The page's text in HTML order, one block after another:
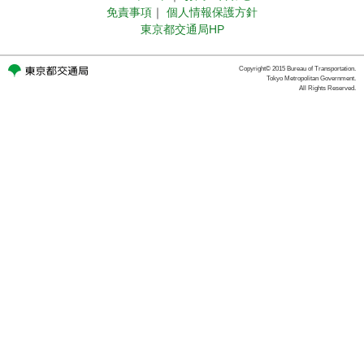
免責事項 ｜
個人情報保護方針
東京都交通局HP
Copyright© 2015 Bureau of Transportation.
Tokyo Metropolitan Government.
All Rights Reserved.